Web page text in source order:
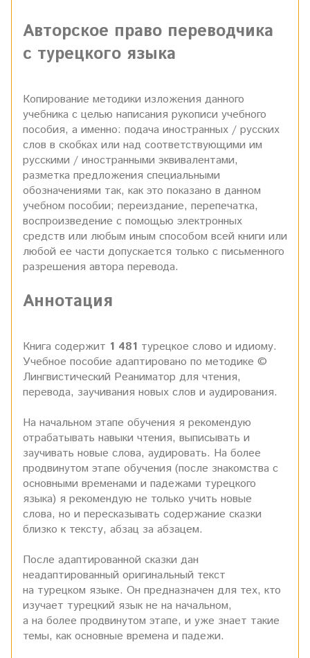
Авторское право переводчика
с турецкого языка
Копирование методики изложения данного
учебника с целью написания рукописи учебного
пособия, а именно: подача иностранных / русских
слов в скобках или над соответствующими им
русскими / иностранными эквивалентами,
разметка предложения специальными
обозначениями так, как это показано в данном
учебном пособии; переиздание, перепечатка,
воспроизведение с помощью электронных
средств или любым иным способом всей книги или
любой ее части допускается только с письменного
разрешения автора перевода.
Аннотация
Книга содержит 1 481 турецкое слово и идиому.
Учебное пособие адаптировано по методике ©
Лингвистический Реаниматор для чтения,
перевода, заучивания новых слов и аудирования.
На начальном этапе обучения я рекомендую
отрабатывать навыки чтения, выписывать и
заучивать новые слова, аудировать. На более
продвинутом этапе обучения (после знакомства с
основными временами и падежами турецкого
языка) я рекомендую не только учить новые
слова, но и пересказывать содержание сказки
близко к тексту, абзац за абзацем.
После адаптированной сказки дан
неадаптированный оригинальный текст
на турецком языке. Он предназначен для тех, кто
изучает турецкий язык не на начальном,
а на более продвинутом этапе, и уже знает такие
темы, как основные времена и падежи.